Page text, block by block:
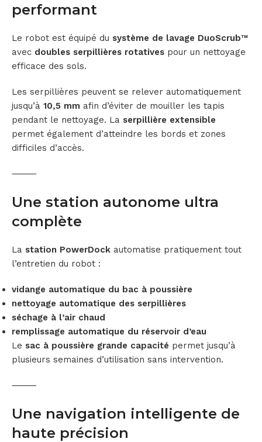
performant
Le robot est équipé du système de lavage DuoScrub™
avec doubles serpillières rotatives pour un nettoyage
efficace des sols.
Les serpillières peuvent se relever automatiquement
jusqu’à 10,5 mm afin d’éviter de mouiller les tapis
pendant le nettoyage. La serpillière extensible
permet également d’atteindre les bords et zones
difficiles d’accès.
⸻
Une station autonome ultra
complète
La station PowerDock automatise pratiquement tout
l’entretien du robot :
vidange automatique du bac à poussière
nettoyage automatique des serpillières
séchage à l’air chaud
remplissage automatique du réservoir d’eau
Le sac à poussière grande capacité permet jusqu’à
plusieurs semaines d’utilisation sans intervention.
⸻
Une navigation intelligente de
haute précision